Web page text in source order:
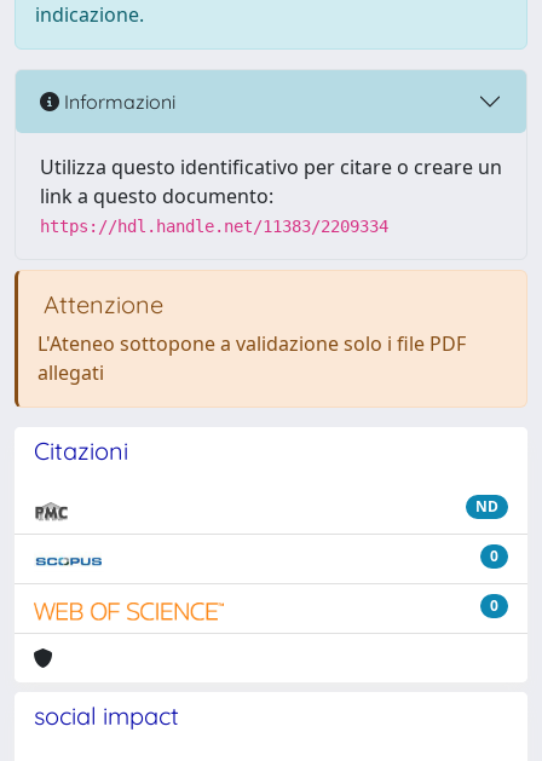
indicazione.
Informazioni
Utilizza questo identificativo per citare o creare un
link a questo documento:
https://hdl.handle.net/11383/2209334
Attenzione
L'Ateneo sottopone a validazione solo i file PDF
allegati
Citazioni
ND
0
0
social impact